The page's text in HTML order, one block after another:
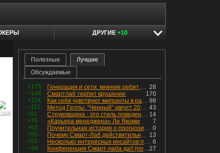
ДРУГИЕ +10
Полезные
Лучшие
Обсуждаемые
+175 28
Генерация и сети: мнение ребят из индустрии
+144
170
Смартлаб терпит крушение
+114
98
Как себя чувствуют мигранты в раю, в который они так стремились
+110
43
Метод Геллы. "Черный" август 2026 - быть или не быть?
+81
14
Струковщина - это стиль поведения, известный всем в секторе золотодобычи.
+76
7
«Карьера менеджера» Ли Якокки
+65
0
Поучительная история о прогнозировании
+55
13
Почему Смарт-Лаб действительно протух
+55
6
Несколько интересных инсайтов по "Озону"
+49
27
Конференция Смарт-лаба да!! (пост 218, 12+)